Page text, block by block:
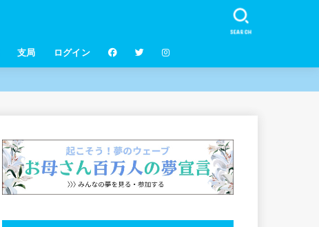
支局 ログイン
SEARCH